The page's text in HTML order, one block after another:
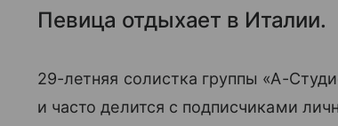
Певица отдыхает в Италии.
29-летняя солистка группы «А-
и часто делится с подписчиками